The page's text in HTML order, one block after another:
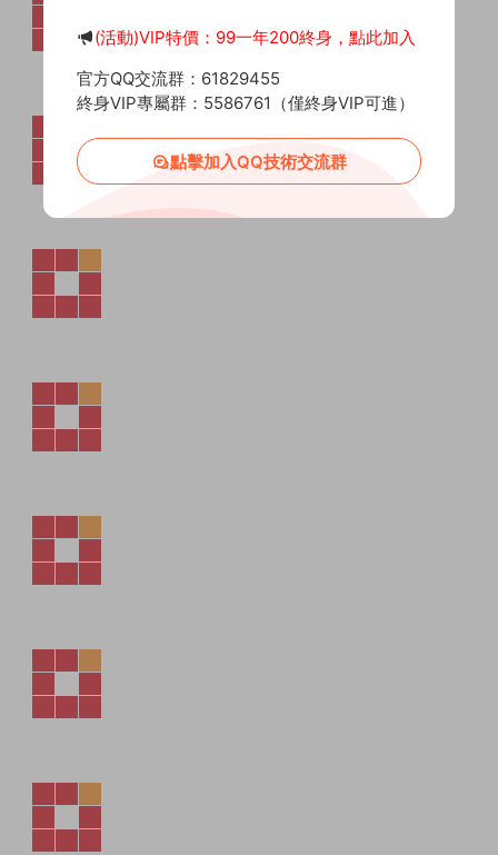
(活動)VIP特價：99一年200終身，點此加入
官方QQ交流群：61829455
終身VIP專屬群：5586761（僅終身VIP可進）
點擊加入QQ技術交流群